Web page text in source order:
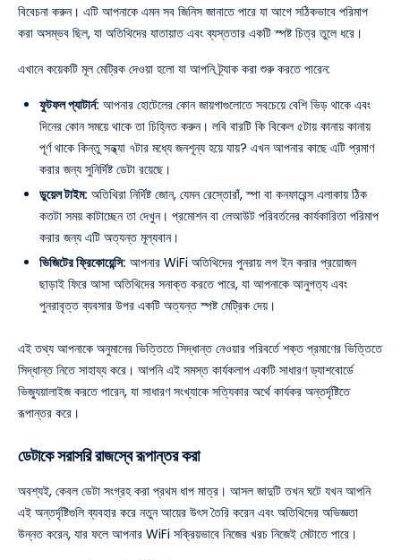
বিবেচনা করুন। এটি আপনাকে এমন সব জিনিস জানাতে পারে যা আগে সঠিকভাবে পরিমাপ
করা অসম্ভব ছিল, যা অতিথিদের যাতায়াত এবং ব্যস্ততার একটি স্পষ্ট চিত্র তুলে ধরে।
এখানে কয়েকটি মূল মেট্রিক দেওয়া হলো যা আপনি ট্র্যাক করা শুরু করতে পারেন:
ফুটফল প্যাটার্ন: আপনার হোটেলের কোন জায়গাগুলোতে সবচেয়ে বেশি ভিড় থাকে এবং
দিনের কোন সময়ে থাকে তা চিহ্নিত করুন। লবি বারটি কি বিকেল ৫টায় কানায় কানায়
পূর্ণ থাকে কিন্তু সন্ধ্যা ৭টার মধ্যে জনশূন্য হয়ে যায়? এখন আপনার কাছে এটি প্রমাণ
করার জন্য সুনির্দিষ্ট ডেটা রয়েছে।
ডুয়েল টাইম: অতিথিরা নির্দিষ্ট জোন, যেমন রেস্তোরাঁ, স্পা বা কনফারেন্স এলাকায় ঠিক
কতটা সময় কাটাচ্ছেন তা দেখুন। প্রমোশন বা লেআউট পরিবর্তনের কার্যকারিতা পরিমাপ
করার জন্য এটি অত্যন্ত মূল্যবান।
ভিজিটের ফ্রিকোয়েন্সি: আপনার WiFi অতিথিদের পুনরায় লগ ইন করার প্রয়োজন
ছাড়াই ফিরে আসা অতিথিদের সনাক্ত করতে পারে, যা আপনাকে আনুগত্য এবং
পুনরাবৃত্ত ব্যবসার উপর একটি অত্যন্ত স্পষ্ট মেট্রিক দেয়।
এই তথ্য আপনাকে অনুমানের ভিত্তিতে সিদ্ধান্ত নেওয়ার পরিবর্তে শক্ত প্রমাণের ভিত্তিতে
সিদ্ধান্ত নিতে সাহায্য করে। আপনি এই সমস্ত কার্যকলাপ একটি সাধারণ ড্যাশবোর্ডে
ভিজ্যুয়ালাইজ করতে পারেন, যা সাধারণ সংখ্যাকে সত্যিকার অর্থে কার্যকর অন্তর্দৃষ্টিতে
রূপান্তর করে।
ডেটাকে সরাসরি রাজস্বে রূপান্তর করা
অবশ্যই, কেবল ডেটা সংগ্রহ করা প্রথম ধাপ মাত্র। আসল জাদুটি তখন ঘটে যখন আপনি
এই অন্তর্দৃষ্টিগুলি ব্যবহার করে নতুন আয়ের উৎস তৈরি করেন এবং অতিথিদের অভিজ্ঞতা
উন্নত করেন, যার ফলে আপনার WiFi সক্রিয়ভাবে নিজের খরচ নিজেই মেটাতে পারে।